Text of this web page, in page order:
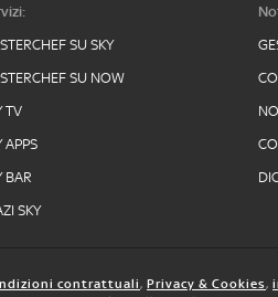
SU SKY
SU NOW
TV
APPS
BAR
SKY
contrattuali, Privacy & Cookies,